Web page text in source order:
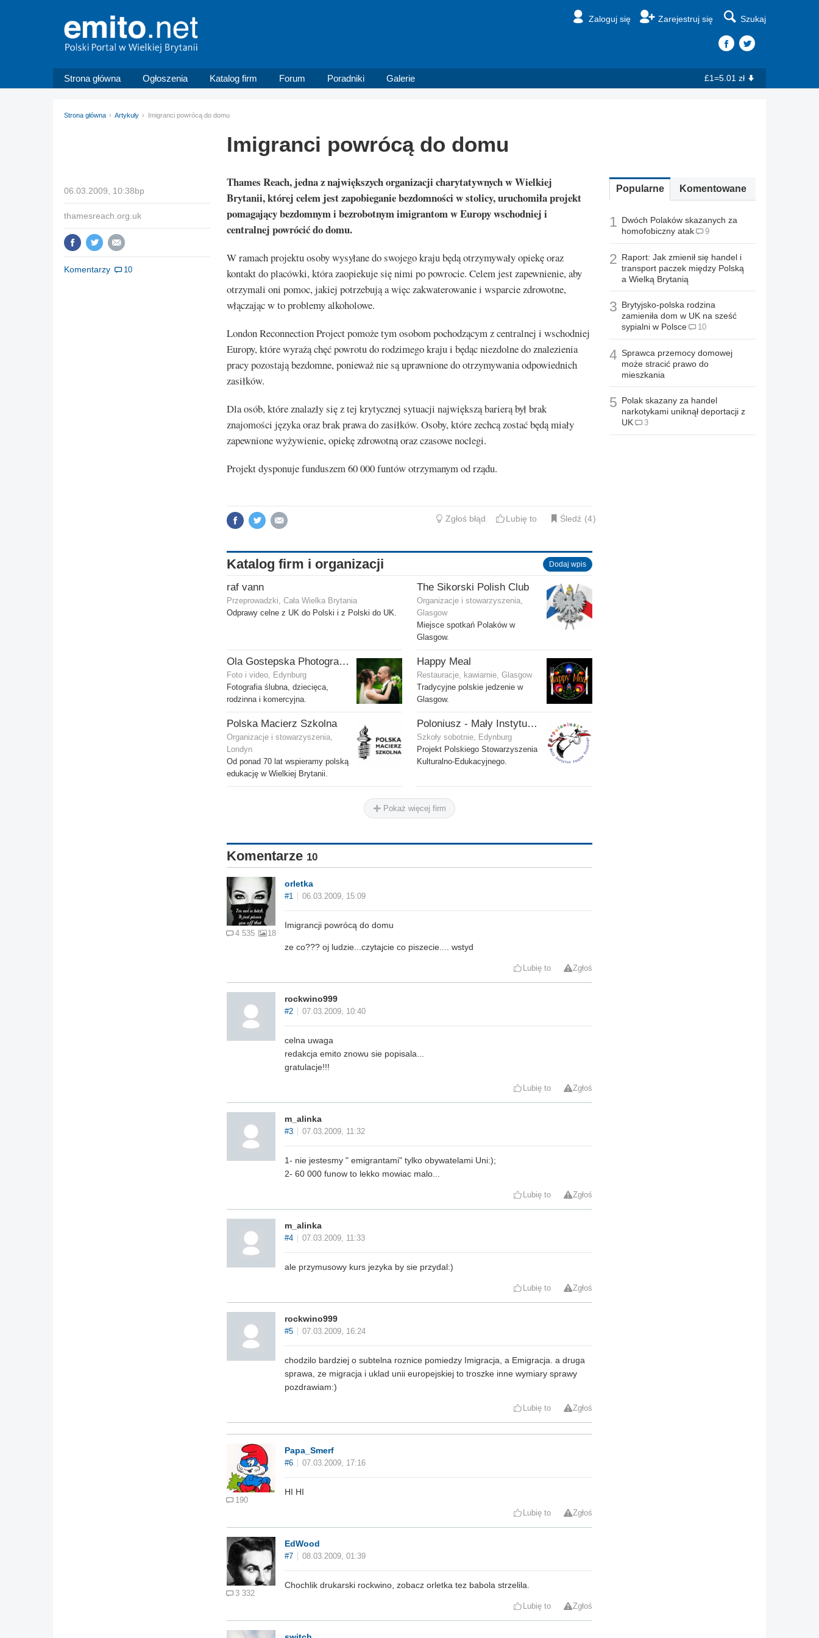
Zaloguj się Zarejestruj się Szukaj
Strona główna Ogłoszenia Katalog firm Forum Poradniki Galerie £1=5.01 zł
Strona główna Artykuły Imigranci powrócą do domu
Imigranci powrócą do domu
06.03.2009, 10:38bp
thamesreach.org.uk
Komentarzy 10
Thames Reach, jedna z największych organizacji charytatywnych w Wielkiej
Brytanii, której celem jest zapobieganie bezdomności w stolicy, uruchomiła projekt
pomagający bezdomnym i bezrobotnym imigrantom w Europy wschodniej i
centralnej powrócić do domu.
W ramach projektu osoby wysyłane do swojego kraju będą otrzymywały opiekę oraz
kontakt do placówki, która zaopiekuje się nimi po powrocie. Celem jest zapewnienie, aby
otrzymali oni pomoc, jakiej potrzebują a więc zakwaterowanie i wsparcie zdrowotne,
włączając w to problemy alkoholowe.
London Reconnection Project pomoże tym osobom pochodzącym z centralnej i wschodniej
Europy, które wyrażą chęć powrotu do rodzimego kraju i będąc niezdolne do znalezienia
pracy pozostają bezdomne, ponieważ nie są uprawnione do otrzymywania odpowiednich
zasiłków.
Dla osób, które znalazły się z tej krytycznej sytuacji największą barierą był brak
znajomości języka oraz brak prawa do zasiłków. Osoby, które zechcą zostać będą miały
zapewnione wyżywienie, opiekę zdrowotną oraz czasowe noclegi.
Projekt dysponuje funduszem 60 000 funtów otrzymanym od rządu.
Popularne Komentowane
1 Dwóch Polaków skazanych za
homofobiczny atak
9
2 Raport: Jak zmienił się handel i
transport paczek między Polską
a Wielką Brytanią
3 Brytyjsko-polska rodzina
zamieniła dom w UK na sześć
sypialni w Polsce
10
4 Sprawca przemocy domowej
może stracić prawo do
mieszkania
5 Polak skazany za handel
narkotykami uniknął deportacji z
UK
3
Zgłoś błąd Lubię to Śledź 4
Katalog firm i organizacji Dodaj wpis
raf vann
Przeprowadzki, Cała Wielka Brytania
Odprawy celne z UK do Polski i z Polski do UK.
The Sikorski Polish Club
Organizacje i stowarzyszenia,
Glasgow
Miejsce spotkań Polaków w
Glasgow.
Ola Gostepska Photography
Foto i video, Edynburg
Fotografia ślubna, dziecięca,
rodzinna i komercyjna.
Happy Meal
Restauracje, kawiarnie, Glasgow
Tradycyjne polskie jedzenie w
Glasgow.
Polska Macierz Szkolna
Organizacje i stowarzyszenia,
Londyn
Od ponad 70 lat wspieramy polską
edukację w Wielkiej Brytanii.
Poloniusz - Mały Instytut Języka Polskiego
Szkoły sobotnie, Edynburg
Projekt Polskiego Stowarzyszenia
Kulturalno-Edukacyjnego.
Pokaż więcej firm
Komentarze 10
4 535 18
orletka
#1 06.03.2009, 15:09
Imigrancji powrócą do domu
ze co??? oj ludzie...czytajcie co piszecie.... wstyd
Lubię to Zgłoś
rockwino999
#2 07.03.2009, 10:40
celna uwaga
redakcja emito znowu sie popisala...
gratulacje!!!
Lubię to Zgłoś
m_alinka
#3 07.03.2009, 11:32
1- nie jestesmy " emigrantami" tylko obywatelami Uni:);
2- 60 000 funow to lekko mowiac malo...
Lubię to Zgłoś
m_alinka
#4 07.03.2009, 11:33
ale przymusowy kurs jezyka by sie przydal:)
Lubię to Zgłoś
rockwino999
#5 07.03.2009, 16:24
chodzilo bardziej o subtelna roznice pomiedzy Imigracja, a Emigracja. a druga
sprawa, ze migracja i uklad unii europejskiej to troszke inne wymiary sprawy
pozdrawiam:)
Lubię to Zgłoś
190
Papa_Smerf
#6 07.03.2009, 17:16
HI HI
Lubię to Zgłoś
3 332
EdWood
#7 08.03.2009, 01:39
Chochlik drukarski rockwino, zobacz orletka tez babola strzelila.
Lubię to Zgłoś